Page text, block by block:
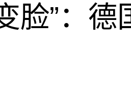
脸”：德